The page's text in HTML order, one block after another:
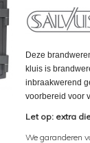
Deze
kluis is
inbraakwerend
voorbereid voor
Let op: extra
We garanderen